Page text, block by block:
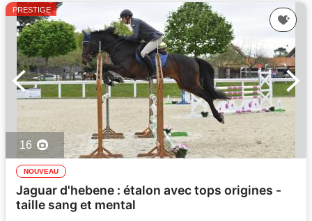
PRESTIGE
16
NOUVEAU
Jaguar d'hebene : étalon avec tops origines -
taille sang et mental